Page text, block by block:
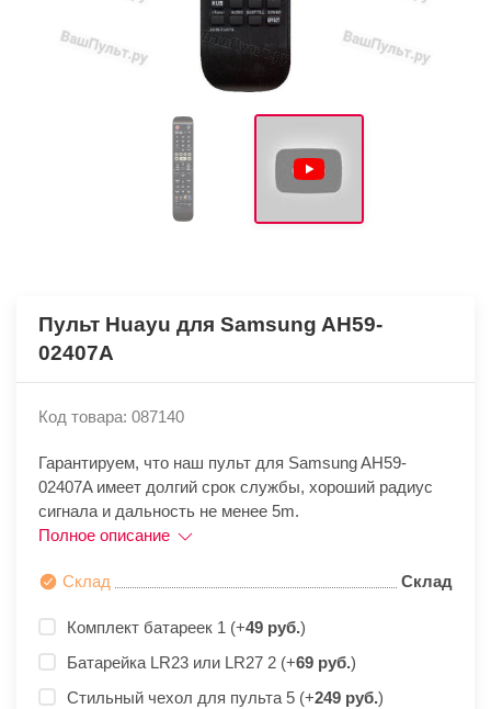
Пульт Huayu для Samsung AH59-
02407A
Код товара: 087140
Гарантируем, что наш пульт для Samsung AH59-
02407A имеет долгий срок службы, хороший радиус
сигнала и дальность не менее 5m.
Полное описание
Склад Склад
Комплект батареек 1 (+49 руб.)
Батарейка LR23 или LR27 2 (+69 руб.)
Стильный чехол для пульта 5 (+249 руб.)